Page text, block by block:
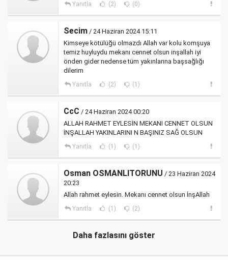
Yanıtla (2) (0)
Secim / 24 Haziran 2024 15:11
Kimseye kötülüğü olmazdı Allah var kolu komşuya
temiz huyluydu mekanı cennet olsun inşallah iyi
önden gider nedense tüm yakınlarına başsağlığı
dilerim
Yanıtla (2) (1)
CcC / 24 Haziran 2024 00:20
ALLAH RAHMET EYLESİN MEKANI CENNET OLSUN
İNŞALLAH YAKINLARINI N BAŞINIZ SAĞ OLSUN
Yanıtla (1) (1)
Osman OSMANLITORUNU / 23 Haziran 2024
20:23
Allah rahmet eylesin. Mekanı cennet olsun İnşAllah
Yanıtla (1) (2)
Daha fazlasını göster